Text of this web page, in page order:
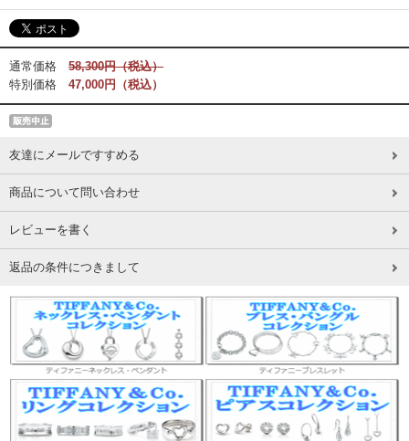
通常価格
58,300円（税込）
特別価格
47,000円（税込）
友達にメールですすめる
商品について問い合わせ
レビューを書く
返品の条件につきまして